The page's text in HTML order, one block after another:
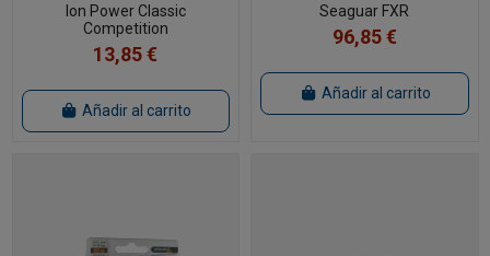
Ion Power Classic
Competition
13,85 €
Añadir al carrito
Seaguar FXR
96,85 €
Añadir al carrito